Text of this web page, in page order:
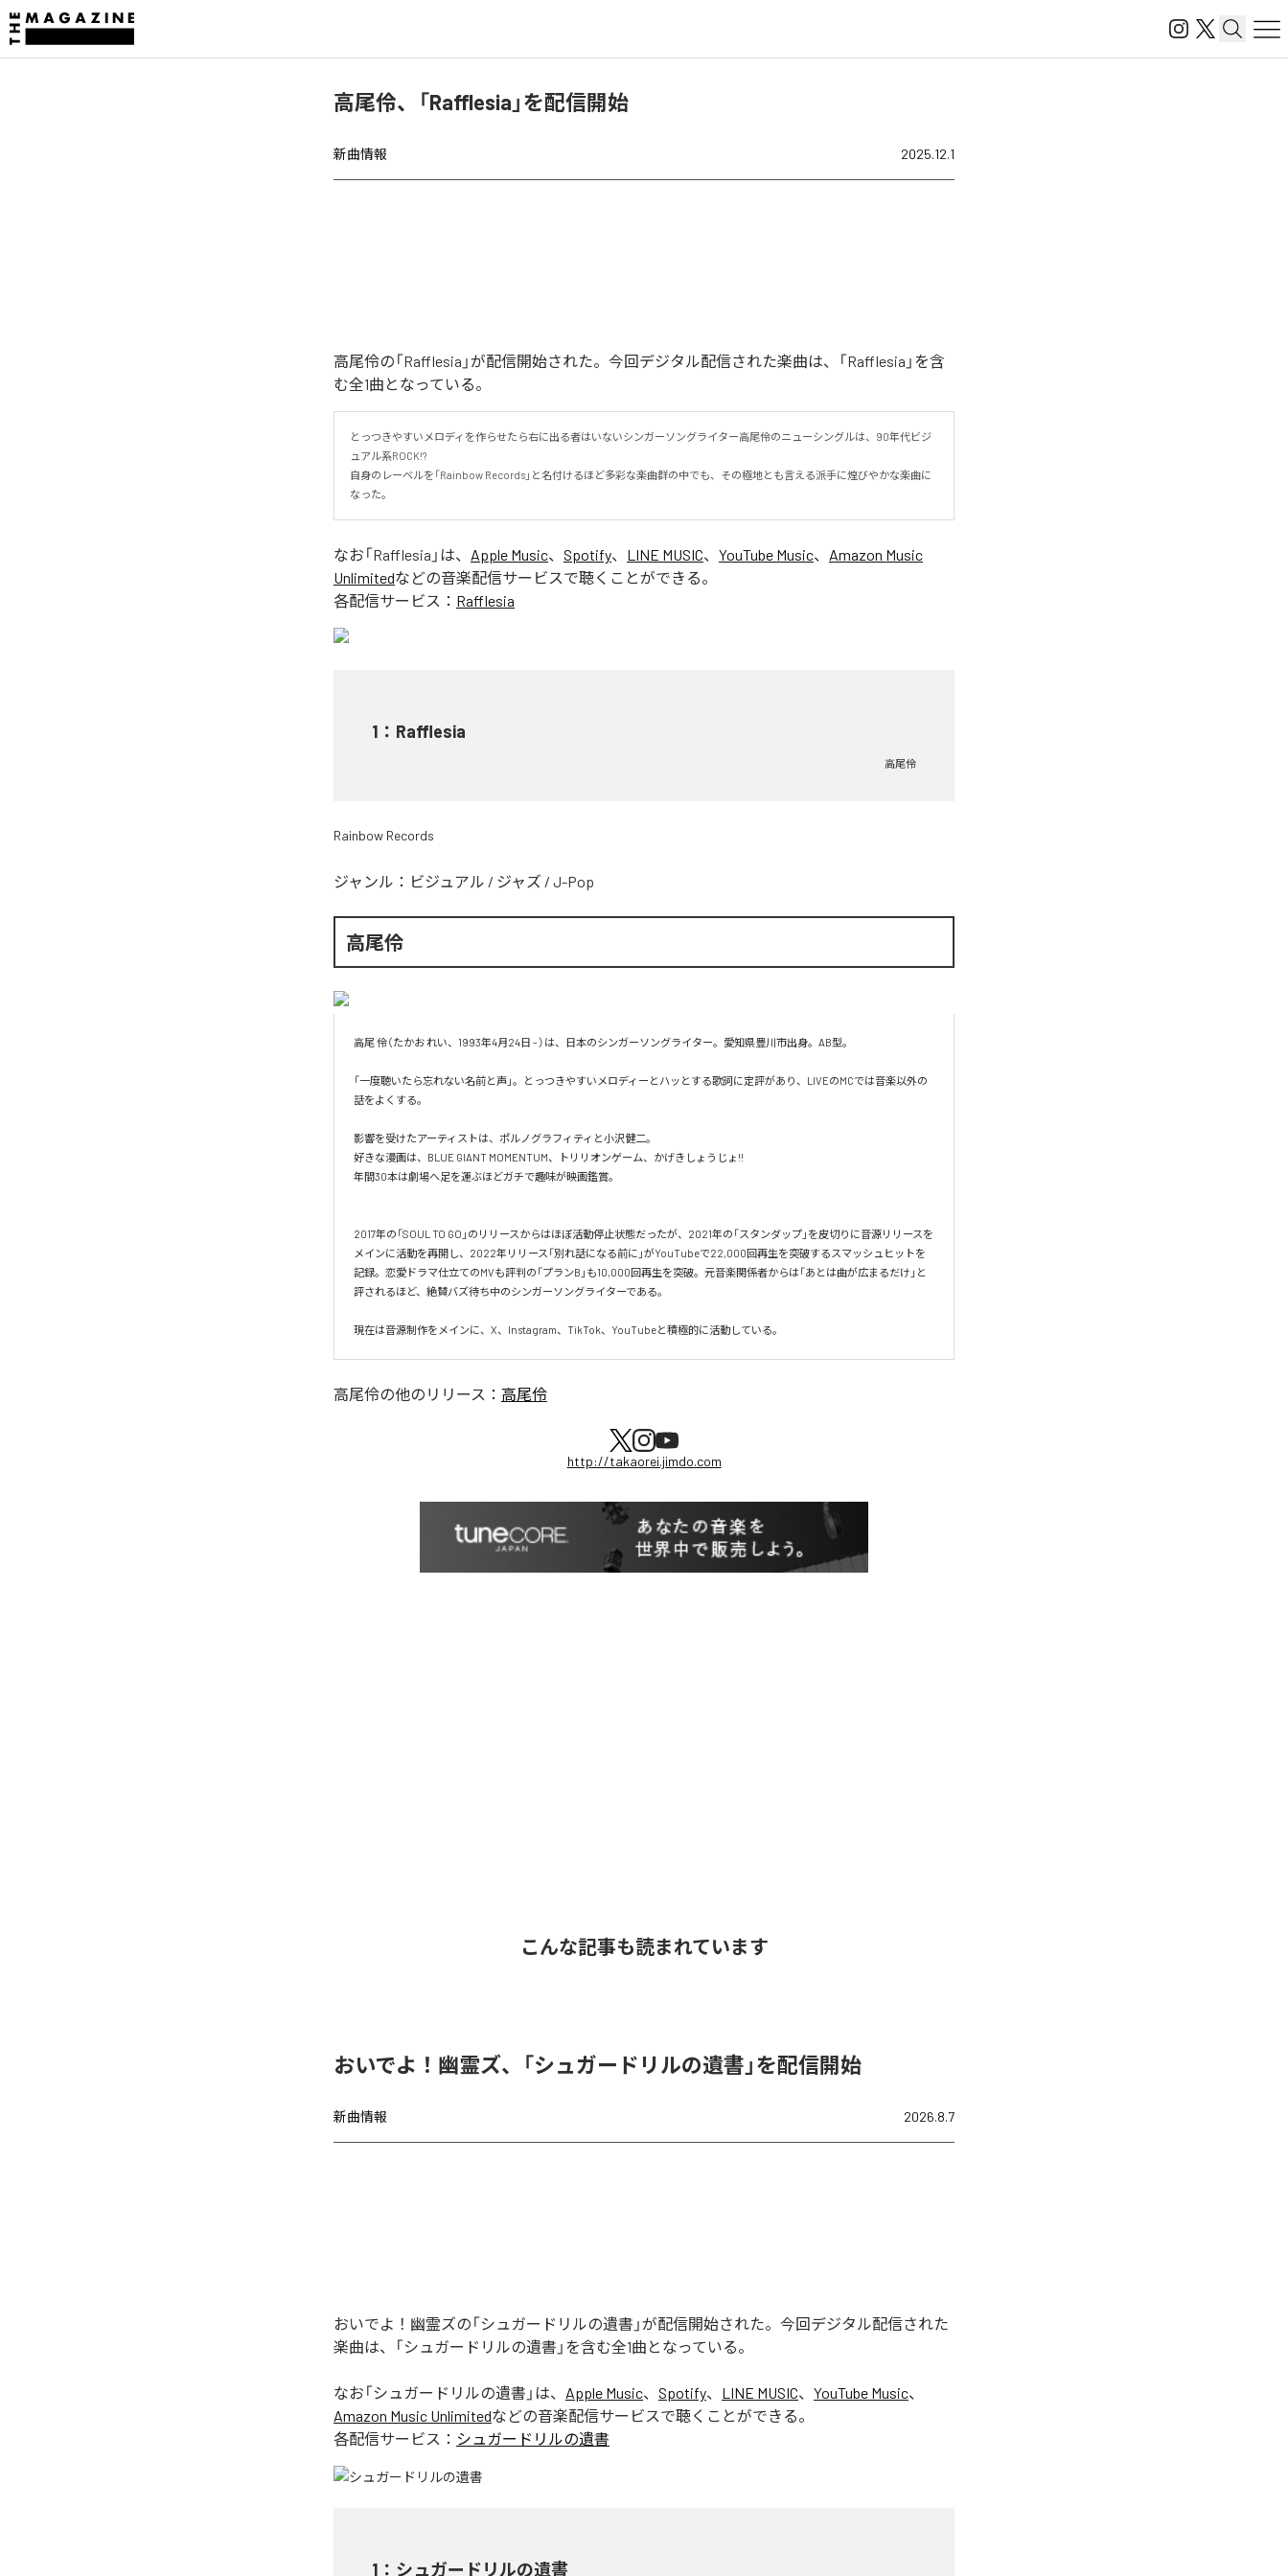
高尾伶、「Rafflesia」を配信開始
新曲情報 2025.12.1
高尾伶の「Rafflesia」が配信開始された。今回デジタル配信された楽曲は、「Rafflesia」を含
む全1曲となっている。
とっつきやすいメロディを作らせたら右に出る者はいないシンガーソングライター高尾伶のニューシングルは、90年代ビジ
ュアル系ROCK!?
自身のレーベルを「Rainbow Records」と名付けるほど多彩な楽曲群の中でも、その極地とも言える派手に煌びやかな楽曲に
なった。
なお「Rafflesia 」は、 Apple Music、 Spotify、 LINE MUSIC、 YouTube Music、 Amazon Music
Unlimitedなどの音楽配信サービスで聴くことができる。
各配信サービス： Rafflesia
1 ： Rafflesia
高尾伶
Rainbow Records
ジャンル： ビジュアル / ジャズ / J-Pop
高尾伶
高尾 伶（たかお れい、1993年4月24日 - ）は、日本のシンガーソングライター。愛知県豊川市出身。AB型。
「一度聴いたら忘れない名前と声」。とっつきやすいメロディーとハッとする歌詞に定評があり、LIVEのMCでは音楽以外の
話をよくする。
影響を受けたアーティストは、ポルノグラフィティと小沢健二。
好きな漫画は、BLUE GIANT MOMENTUM、トリリオンゲーム、かげきしょうじょ!!
年間30本は劇場へ足を運ぶほどガチで趣味が映画鑑賞。
2017年の「SOUL TO GO」のリリースからはほぼ活動停止状態だったが、2021年の「スタンダップ」を皮切りに音源リリースを
メインに活動を再開し、2022年リリース「別れ話になる前に」がYouTubeで22,000回再生を突破するスマッシュヒットを
記録。恋愛ドラマ仕立てのMVも評判の「プランB」も10,000回再生を突破。元音楽関係者からは「あとは曲が広まるだけ」と
評されるほど、絶賛バズ待ち中のシンガーソングライターである。
現在は音源制作をメインに、X、Instagram、TikTok、YouTubeと積極的に活動している。
高尾伶の他のリリース： 高尾伶
http://takaorei.jimdo.com
こんな記事も読まれています
おいでよ！幽霊ズ、「シュガードリルの遺書」を配信開始
新曲情報 2026.8.7
おいでよ！幽霊ズの「シュガードリルの遺書」が配信開始された。今回デジタル配信された
楽曲は、「シュガードリルの遺書」を含む全1曲となっている。
なお「シュガードリルの遺書 」は、 Apple Music、 Spotify、 LINE MUSIC、 YouTube Music、
Amazon Music Unlimitedなどの音楽配信サービスで聴くことができる。
各配信サービス： シュガードリルの遺書
1 ： シュガードリルの遺書